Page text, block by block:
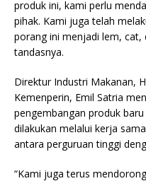
produk ini, kami perlu
pihak. Kami juga telah
porang ini menjadi lem, cat,
tandasnya.
Direktur Industri Makanan,
Kemenperin, Emil Satria
pengembangan produk
dilakukan melalui kerja
antara perguruan tinggi
“Kami juga terus